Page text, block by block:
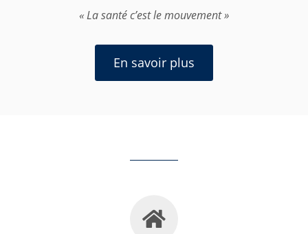
« La santé c’est le mouvement »
En savoir plus